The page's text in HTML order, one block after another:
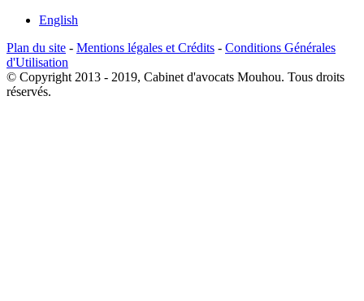
English
Plan du site - Mentions légales et Crédits - Conditions Générales
d'Utilisation
© Copyright 2013 - 2019, Cabinet d'avocats Mouhou. Tous droits
réservés.